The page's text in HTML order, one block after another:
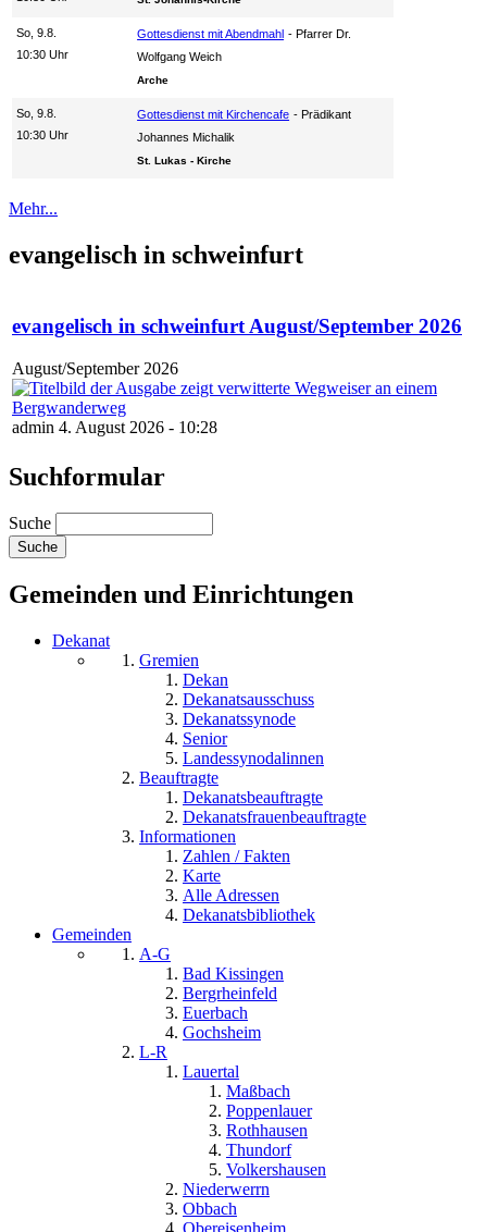
So, 9.8.
10:30 Uhr
Gottesdienst mit Abendmahl
Pfarrer Dr.
Wolfgang Weich
Arche
So, 9.8.
10:30 Uhr
Gottesdienst mit Kirchencafe
Prädikant
Johannes Michalik
St. Lukas - Kirche
Mehr...
evangelisch in schweinfurt
evangelisch in schweinfurt August/September 2026
August/September 2026
admin 4. August 2026 - 10:28
Suchformular
Suche
Gemeinden und Einrichtungen
Dekanat
Gremien
Dekan
Dekanatsausschuss
Dekanatssynode
Senior
Landessynodalinnen
Beauftragte
Dekanatsbeauftragte
Dekanatsfrauenbeauftragte
Informationen
Zahlen / Fakten
Karte
Alle Adressen
Dekanatsbibliothek
Gemeinden
A-G
Bad Kissingen
Bergrheinfeld
Euerbach
Gochsheim
L-R
Lauertal
Maßbach
Poppenlauer
Rothhausen
Thundorf
Volkershausen
Niederwerrn
Obbach